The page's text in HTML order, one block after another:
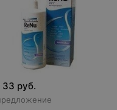
33 руб.